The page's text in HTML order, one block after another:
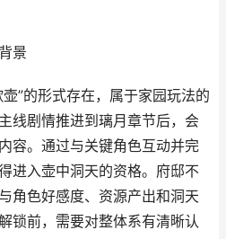
景
”的形式存在，属于家园玩法的
线剧情推进到璃月章节后，会
容。通过与关键角色互动并完
进入壶中洞天的资格。府邸不
角色好感度、资源产出和洞天
锁前，需要对整体系有清晰认